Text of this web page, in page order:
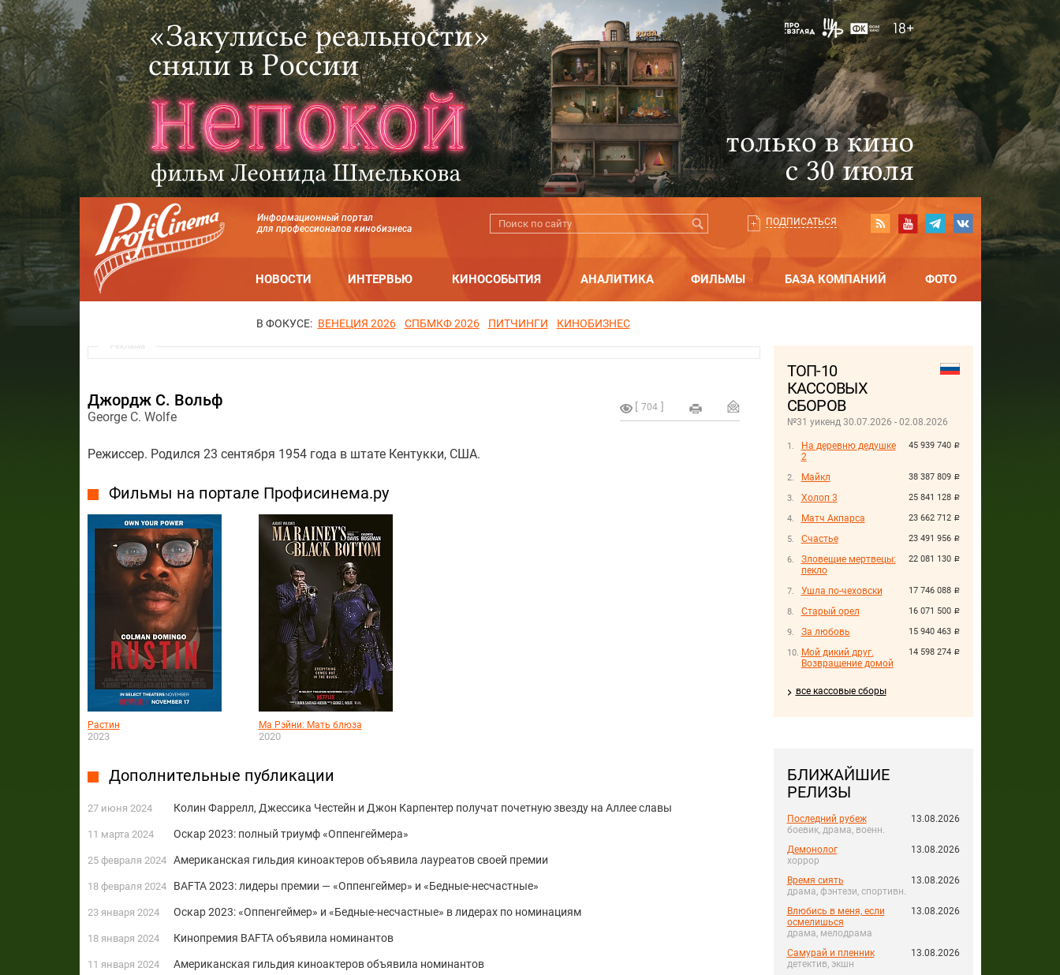
Информационный портал
для профессионалов кинобизнеса
ПОДПИСАТЬСЯ
НОВОСТИ ИНТЕРВЬЮ КИНОСОБЫТИЯ АНАЛИТИКА ФИЛЬМЫ БАЗА КОМПАНИЙ ФОТО
В ФОКУСЕ: ВЕНЕЦИЯ 2026 СПБМКФ 2026 ПИТЧИНГИ КИНОБИЗНЕС
ТОП-10
КАССОВЫХ
СБОРОВ
№31 уикенд 30.07.2026 - 02.08.2026
45 939 740 руб.
На деревню дедушке
2
38 387 809 руб.
Майкл
25 841 128 руб.
Холоп 3
23 662 712 руб.
Матч Акпарса
23 491 956 руб.
Счастье
22 081 130 руб.
Зловещие мертвецы:
пекло
17 746 088 руб.
Ушла по-чеховски
16 071 500 руб.
Старый орел
15 940 463 руб.
За любовь
14 598 274 руб.
Мой дикий друг.
Возвращение домой
все кассовые сборы
БЛИЖАЙШИЕ
РЕЛИЗЫ
Последний рубеж
боевик, драма, военн.
13.08.2026
Демонолог
хоррор
13.08.2026
Время сиять
драма, фэнтези, спортивн.
13.08.2026
Влюбись в меня, если
осмелишься
драма, мелодрама
13.08.2026
Самурай и пленник
детектив, экшн
13.08.2026
Реклама
704
Джордж С. Вольф
George C. Wolfe
Режиссер. Родился 23 сентября 1954 года в штате Кентукки, США.
Фильмы на портале Профисинема.ру
Растин
2023
Ма Рэйни: Мать блюза
2020
Дополнительные публикации
27 июня 2024 Колин Фаррелл, Джессика Честейн и Джон Карпентер получат почетную звезду на Аллее славы
11 марта 2024 Оскар 2023: полный триумф «Оппенгеймера»
25 февраля 2024 Американская гильдия киноактеров объявила лауреатов своей премии
18 февраля 2024 BAFTA 2023: лидеры премии — «Оппенгеймер» и «Бедные-несчастные»
23 января 2024 Оскар 2023: «Оппенгеймер» и «Бедные-несчастные» в лидерах по номинациям
18 января 2024 Кинопремия BAFTA объявила номинантов
11 января 2024 Американская гильдия киноактеров объявила номинантов